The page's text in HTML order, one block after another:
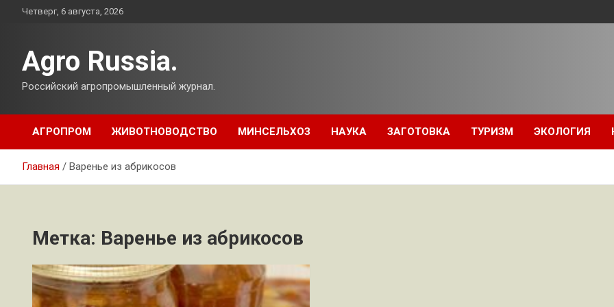
ПерейтиЧетверг, 6 августа, 2026
Agro Russia.
Российский агропромышленный журнал.
АГРОПРОМ ЖИВОТНОВОДСТВО МИНСЕЛЬХОЗ НАУКА ЗАГОТОВКА ТУРИЗМ ЭКОЛОГИЯ
Главная Варенье из абрикосов
Метка: Варенье из абрикосов